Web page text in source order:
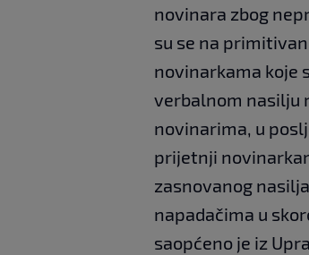
novinara zbog
su se na
novinarkama koje
verbalnom nasilju
novinarima, u
prijetnji
zasnovanog
napadačima u
saopćeno je iz